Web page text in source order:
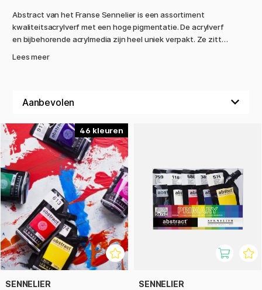
Abstract van het Franse Sennelier is een assortiment
kwaliteitsacrylverf met een hoge pigmentatie. De acrylverf
en bijbehorende acrylmedia zijn heel uniek verpakt. Ze zitten
De serie is bij ons verkrijgbaar in 46 kleuren, bijbehorende
Lees meer
46
SENNELIER SENNELIER